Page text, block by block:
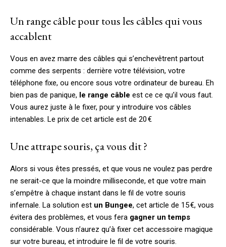
Un range câble pour tous les câbles qui vous
accablent
Vous en avez marre des câbles qui s’enchevêtrent partout
comme des serpents : derrière votre télévision, votre
téléphone fixe, ou encore sous votre ordinateur de bureau. Eh
bien pas de panique, le range câble est ce ce qu’il vous faut.
Vous aurez juste à le fixer, pour y introduire vos câbles
intenables. Le prix de cet article est de 20 €
Une attrape souris, ça vous dit ?
Alors si vous êtes pressés, et que vous ne voulez pas perdre
ne serait-ce que la moindre milliseconde, et que votre main
s’empêtre à chaque instant dans le fil de votre souris
infernale. La solution est un Bungee, cet article de 15 €, vous
évitera des problèmes, et vous fera gagner un temps
considérable. Vous n’aurez qu’à fixer cet accessoire magique
sur votre bureau, et introduire le fil de votre souris.